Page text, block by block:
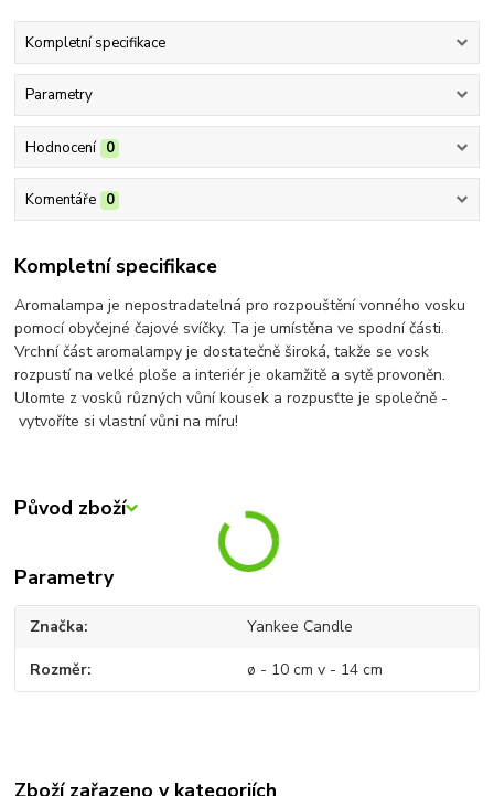
Kompletní specifikace
Parametry
Hodnocení 0
Komentáře 0
Kompletní specifikace
Aromalampa je nepostradatelná pro rozpouštění vonného vosku
pomocí obyčejné čajové svíčky. Ta je umístěna ve spodní části.
Vrchní část aromalampy je dostatečně široká, takže se vosk
rozpustí na velké ploše a interiér je okamžitě a sytě provoněn.
Ulomte z vosků různých vůní kousek a rozpusťte je společně -
vytvoříte si vlastní vůni na míru!
Původ zboží
Parametry
Značka Yankee Candle
Rozměr ø - 10 cm v - 14 cm